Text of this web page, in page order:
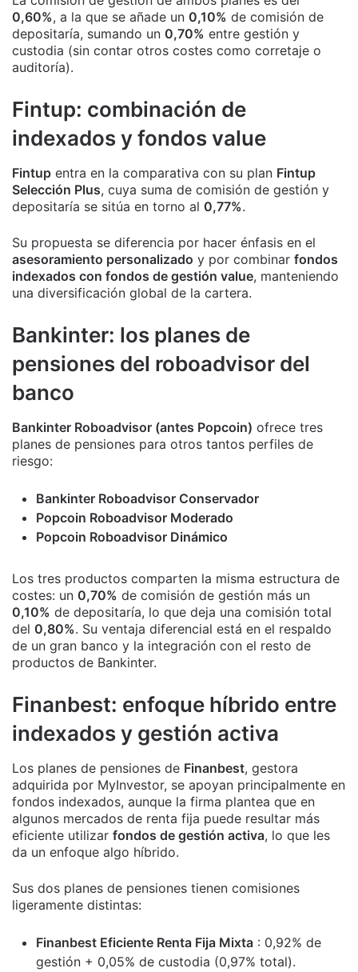
0,60%, a la que se añade un 0,10% de comisión de
depositaría, sumando un 0,70% entre gestión y
custodia (sin contar otros costes como corretaje o
auditoría).
Fintup: combinación de
indexados y fondos value
Fintup entra en la comparativa con su plan Fintup
Selección Plus, cuya suma de comisión de gestión y
depositaría se sitúa en torno al 0,77%.
Su propuesta se diferencia por hacer énfasis en el
asesoramiento personalizado y por combinar fondos
indexados con fondos de gestión value, manteniendo
una diversificación global de la cartera.
Bankinter: los planes de
pensiones del roboadvisor del
banco
Bankinter Roboadvisor (antes Popcoin) ofrece tres
planes de pensiones para otros tantos perfiles de
riesgo:
Bankinter Roboadvisor Conservador
Popcoin Roboadvisor Moderado
Popcoin Roboadvisor Dinámico
Los tres productos comparten la misma estructura de
costes: un 0,70% de comisión de gestión más un
0,10% de depositaría, lo que deja una comisión total
del 0,80%. Su ventaja diferencial está en el respaldo
de un gran banco y la integración con el resto de
productos de Bankinter.
Finanbest: enfoque híbrido entre
indexados y gestión activa
Los planes de pensiones de Finanbest, gestora
adquirida por MyInvestor, se apoyan principalmente en
fondos indexados, aunque la firma plantea que en
algunos mercados de renta fija puede resultar más
eficiente utilizar fondos de gestión activa, lo que les
da un enfoque algo híbrido.
Sus dos planes de pensiones tienen comisiones
ligeramente distintas:
Finanbest Eficiente Renta Fija Mixta : 0,92% de
gestión + 0,05% de custodia (0,97% total).